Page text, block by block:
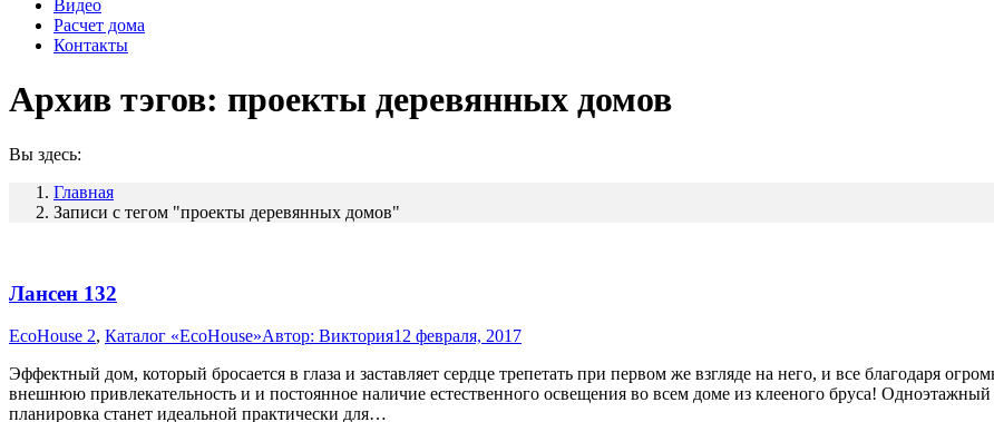
Видео
Расчет дома
Контакты
Архив тэгов: проекты деревянных домов
Вы здесь:
Главная
Записи с тегом "проекты деревянных домов"
Лансен 132
EcoHouse 2, Каталог «EcoHouse»Автор: Виктория12 февраля, 2017
Эффектный дом, который бросается в глаза и заставляет сердце трепетать при первом же взгляде на него, и все благодаря
внешнюю привлекательность и и постоянное наличие естественного освещения во всем доме из клееного бруса! Одноэтажный
планировка станет идеальной практически для…